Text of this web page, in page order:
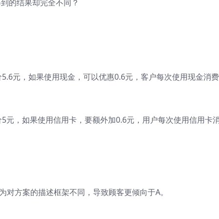
的结果却完全不同？
元，如果使用现金，可以优惠0.6元，客户每次使用现金消费
元，如果使用信用卡，要额外加0.6元，用户每次使用信用卡
方案的描述框架不同，导致顾客更倾向于A。